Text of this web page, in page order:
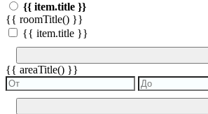
{{ item.title }}
{{ roomTitle() }}
{{ item.title }}
{{ areaTitle() }}